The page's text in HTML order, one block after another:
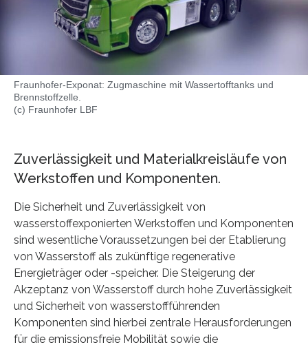
Fraunhofer-Exponat: Zugmaschine mit Wassertofftanks und
Brennstoffzelle.
(c) Fraunhofer LBF
Zuverlässigkeit und Materialkreisläufe von
Werkstoffen und Komponenten.
Die Sicherheit und Zuverlässigkeit von
wasserstoffexponierten Werkstoffen und Komponenten
sind wesentliche Voraussetzungen bei der Etablierung
von Wasserstoff als zukünftige regenerative
Energieträger oder -speicher. Die Steigerung der
Akzeptanz von Wasserstoff durch hohe Zuverlässigkeit
und Sicherheit von wasserstoffführenden
Komponenten sind hierbei zentrale Herausforderungen
für die emissionsfreie Mobilität sowie die